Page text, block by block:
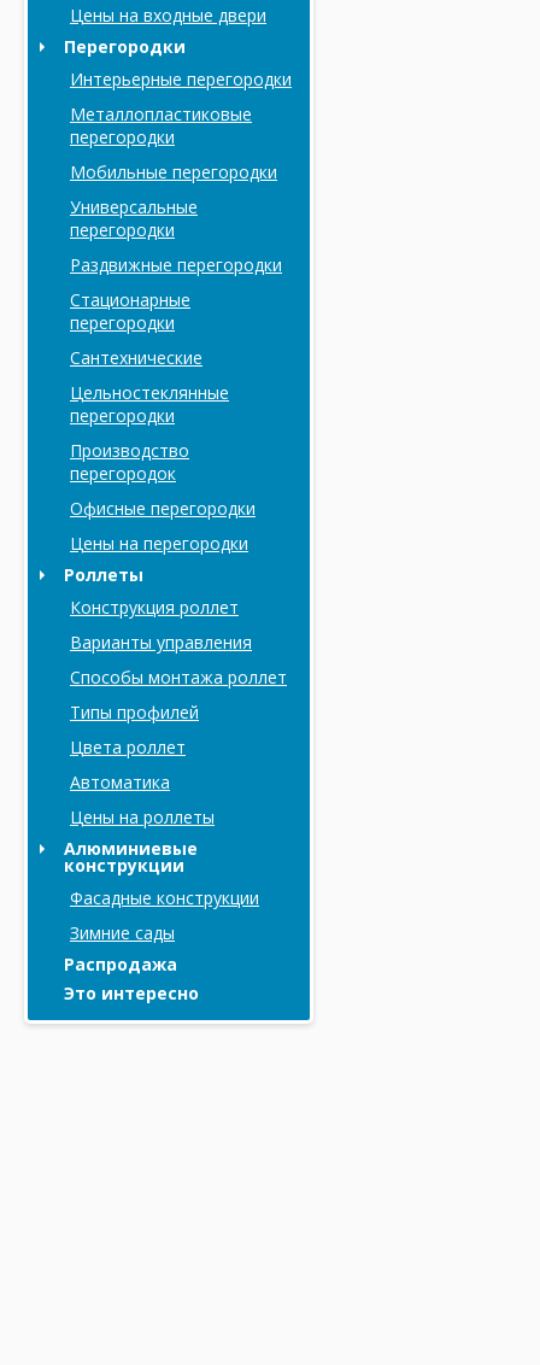
Цены на входные двери
Перегородки
Интерьерные перегородки
Металлопластиковые
перегородки
Мобильные перегородки
Универсальные
перегородки
Раздвижные перегородки
Стационарные
перегородки
Сантехнические
Цельностеклянные
перегородки
Производство
перегородок
Офисные перегородки
Цены на перегородки
Роллеты
Конструкция роллет
Варианты управления
Способы монтажа роллет
Типы профилей
Цвета роллет
Автоматика
Цены на роллеты
Алюминиевые
конструкции
Фасадные конструкции
Зимние сады
Распродажа
Это интересно